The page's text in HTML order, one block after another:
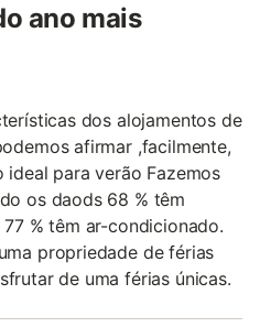
ano mais
dos alojamentos de
afirmar ,facilmente,
para verão Fazemos
os daods 68 % têm
% têm ar-condicionado.
propriedade de férias
de uma férias únicas.